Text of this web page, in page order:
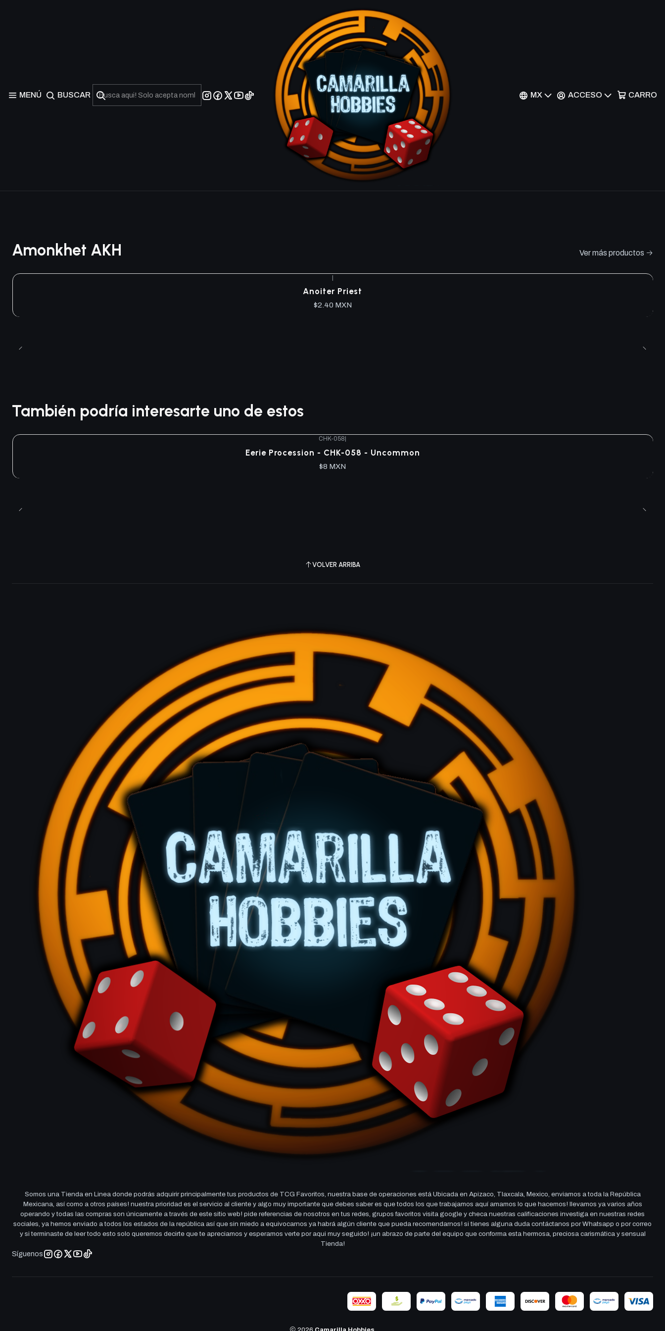
MENÚ BUSCAR MX ACCESO CARRO
Anointed Procession
Mostrar stock de ubicaciones
COMPARTIR ESTE PRODUCTO
Amonkhet AKH Ver más productos
Anoiter Priest
$2.40 MXN
También podría interesarte uno de estos
CHK-058
Eerie Procession - CHK-058 - Uncommon
$8 MXN
VOLVER ARRIBA
Somos una Tienda en Linea donde podrás adquirir principalmente tus productos de TCG Favoritos, nuestra base de operaciones está Ubicada en Apizaco, Tlaxcala, Mexico, enviamos a toda la República
Mexicana, así como a otros países! nuestra prioridad es el servicio al cliente y algo muy importante que debes saber es que todos los que trabajamos aquí amamos lo que hacemos! llevamos ya varios años
operando y todas las compras son únicamente a través de este sitio web! pide referencias de nosotros en tus redes, grupos favoritos visita google y checa nuestras calificaciones investiga en nuestras redes
sociales, ya hemos enviado a todos los estados de la república así que sin miedo a equivocarnos ya habrá algún cliente que pueda recomendarnos! si tienes alguna duda contáctanos por Whatsapp o por correo
y si terminaste de leer todo esto solo queremos decirte que te apreciamos y esperamos verte por aqui muy seguido! ¡un abrazo de parte del equipo que conforma esta hermosa, preciosa carismática y sensual
Tienda!
Síguenos